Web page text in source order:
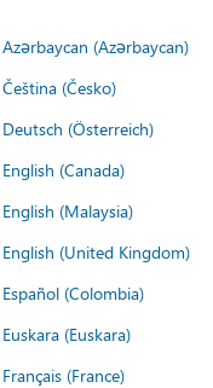
Azərbaycan (Azərbaycan)
Čeština (Česko)
Deutsch (Österreich)
English (Canada)
English (Malaysia)
English (United Kingdom)
Español (Colombia)
Euskara (Euskara)
Français (France)